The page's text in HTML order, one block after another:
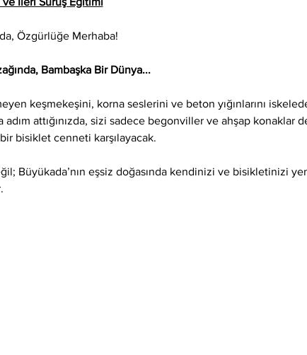
Özgürlüğe Merhaba!
Bambaşka Bir Dünya...
keşmekeşini, korna seslerini ve beton yığınlarını
adım attığınızda, sizi sadece begonviller ve ahşap konaklar
bir bisiklet cenneti karşılayacak.
Büyükada’nın eşsiz doğasında kendinizi ve bisikletinizi